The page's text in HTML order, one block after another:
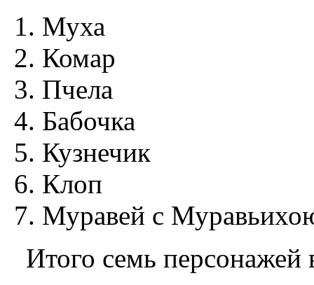
Муха
Комар
Пчела
Бабочка
Кузнечик
Клоп
Муравей с
Итого семь персонажей